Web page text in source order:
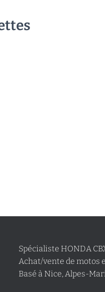
Spécialiste HONDA
Achat/vente de motos
Basé à Nice, Alpes-